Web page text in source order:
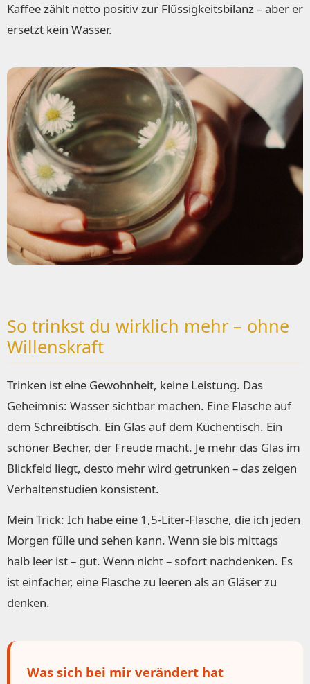
Kaffee zählt netto positiv zur Flüssigkeitsbilanz – aber er
ersetzt kein Wasser.
So trinkst du wirklich mehr – ohne
Willenskraft
Trinken ist eine Gewohnheit, keine Leistung. Das
Geheimnis: Wasser sichtbar machen. Eine Flasche auf
dem Schreibtisch. Ein Glas auf dem Küchentisch. Ein
schöner Becher, der Freude macht. Je mehr das Glas im
Blickfeld liegt, desto mehr wird getrunken – das zeigen
Verhaltenstudien konsistent.
Mein Trick: Ich habe eine 1,5-Liter-Flasche, die ich jeden
Morgen fülle und sehen kann. Wenn sie bis mittags
halb leer ist – gut. Wenn nicht – sofort nachdenken. Es
ist einfacher, eine Flasche zu leeren als an Gläser zu
denken.
Was sich bei mir verändert hat